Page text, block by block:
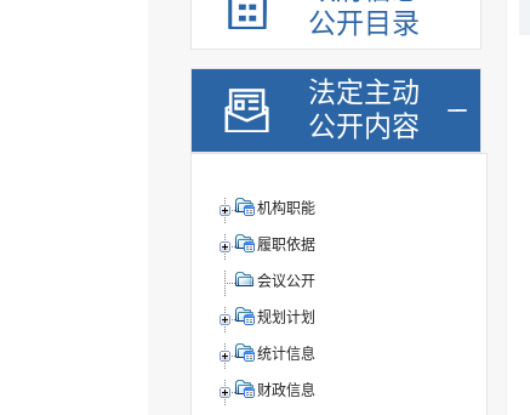
公开目录
法定主动
公开内容
机构职能
履职依据
会议公开
规划计划
统计信息
财政信息